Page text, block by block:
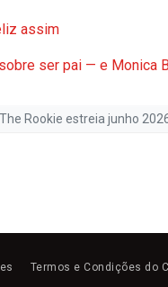
assim
ser pai — e Monica
The Rookie estreia junho
Termos e Condições do